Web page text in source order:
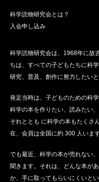
科学読物研究会とは？
入会申し込み
科学読物研究会は、1968年に故
ちは、すべての子どもたちに科
研究、普及、創作に努力したいと
発足当時は、子どものための科
科学の本を作りたい、読みたい
それととも に科学の本もたくさ
在、会員は全国に約 300 人います
でも最近、科学の本が売れない
聞きます。それは、どんな本が
か、手に取ってもらいにくいと